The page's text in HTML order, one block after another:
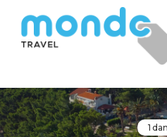
1 dan